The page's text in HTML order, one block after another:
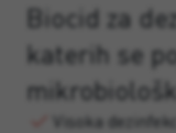
Biocid za
katerih se
Visoka